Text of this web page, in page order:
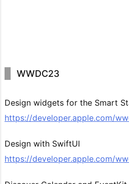
WWDC23
Design widgets for the Smart
https://developer.apple.com/
Design with SwiftUI
https://developer.apple.com/